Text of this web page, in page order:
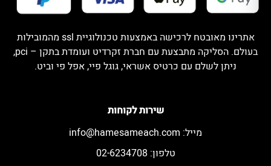
שירות לקוחות
מייל: info@hamesameach.com
טלפון: 02-6234708
אתרינו מאובטח לרכישה באמצעות טכנולוגיית ssl מהמובילות
בעולם. הסליקה מתבצעת עם חברת זקרדיט ועומדת בתקן – pci,
ניתן לשלם עם כרטיס אשראי, גוגל פיי, אפל פי וביט.